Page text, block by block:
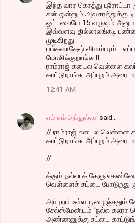
இந்த வார கொத்து புரோட்டா
சன் ஒன்னும் அவசரத்துக்கு
ஓட்டலையே 15 வருஷம்
இவ்வளவு தில்லாலங்கடி
முடிகிறது.
பங்களாதேஷ் விளம்பரம் ..
யோசிக்குறாங்க !!
ராம்ராஜ் கடைல வெள்ளை
காட்டுறாங்க. அப்புறம் அரை
12:41 AM
எம்.எம்.அப்துல்லா said…
// ராம்ராஜ் கடைல வெள்ளை
காட்டுறாங்க. அப்புறம் அரை
//
க்கும்..நல்லாக்
வெள்ளைச் சட்டை போடுறது
அப்புறம் உள்ள நுழைஞ்சதும்
சேல்ஸ்மேனிடம் “நல்ல
அண்ணனுக்கு சட்டை